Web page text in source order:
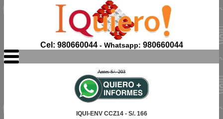
Cel: 980660044- Whatsapp: 980660044
Antes S/. 203
IQUI-ENV CCZ14 - S/. 166